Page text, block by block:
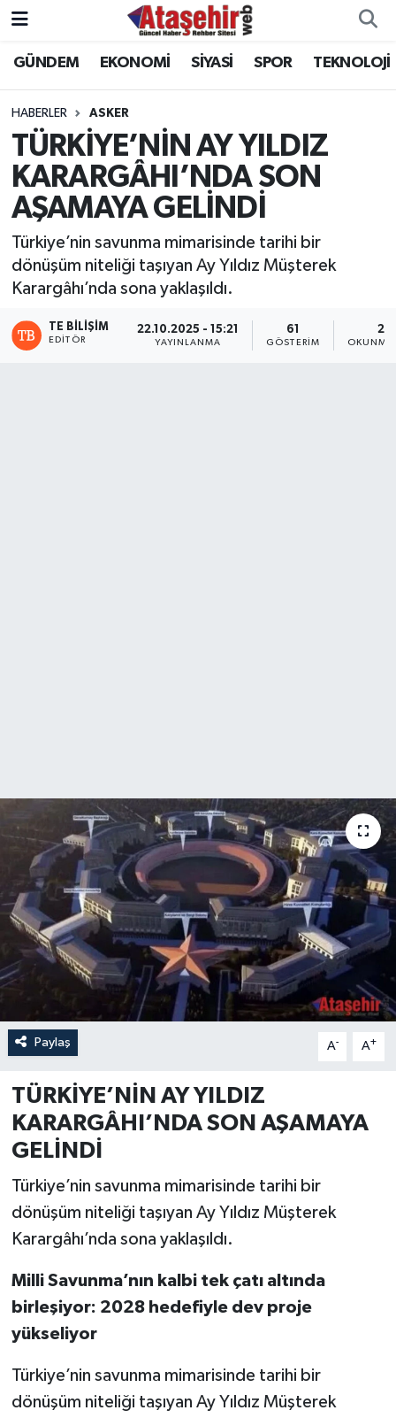
GÜNDEM EKONOMİ SİYASİ SPOR TEKNOLOJİ
HABERLER ASKER
TÜRKİYE’NİN AY YILDIZ
KARARGÂHI’NDA SON
AŞAMAYA GELİNDİ
Türkiye’nin savunma mimarisinde tarihi bir
dönüşüm niteliği taşıyan Ay Yıldız Müşterek
Karargâhı’nda sona yaklaşıldı.
TE BILIŞIM
EDITÖR
22.10.2025 - 15:21
YAYINLANMA
61
GÖSTERIM
2
OKUNMA
Paylaş A- A+
TÜRKİYE’NİN AY YILDIZ
KARARGÂHI’NDA SON AŞAMAYA
GELİNDİ
Türkiye’nin savunma mimarisinde tarihi bir
dönüşüm niteliği taşıyan Ay Yıldız Müşterek
Karargâhı’nda sona yaklaşıldı.
Milli Savunma’nın kalbi tek çatı altında
birleşiyor: 2028 hedefiyle dev proje
yükseliyor
Türkiye’nin savunma mimarisinde tarihi bir
dönüşüm niteliği taşıyan Ay Yıldız Müşterek
Hava Durumu
Trafik Durumu
Süper Lig Puan Durumu ve Fikstür
Tüm Manşetler
Son Dakika Haberleri
Haber Arşivi